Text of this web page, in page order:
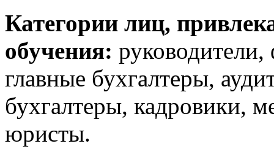
Категории лиц,
обучения:
главные бухгалтеры,
бухгалтеры, кадровики,
юристы.